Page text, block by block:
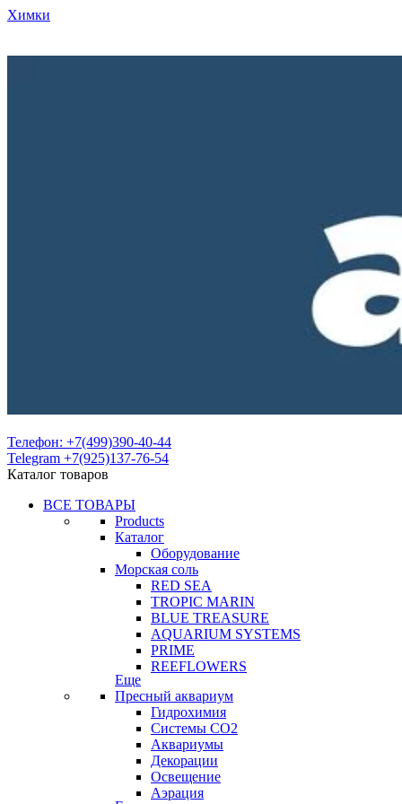
Химки
Телефон: +7(499)390-40-44
Telegram +7(925)137-76-54
Каталог товаров
ВСЕ ТОВАРЫ
Products
Каталог
Оборудование
Морская соль
RED SEA
TROPIC MARIN
BLUE TREASURE
AQUARIUM SYSTEMS
PRIME
REEFLOWERS
Еще
Пресный аквариум
Гидрохимия
Системы СО2
Аквариумы
Декорации
Освещение
Аэрация